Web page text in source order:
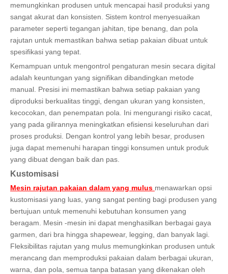
memungkinkan produsen untuk mencapai hasil produksi yang
sangat akurat dan konsisten. Sistem kontrol menyesuaikan
parameter seperti tegangan jahitan, tipe benang, dan pola
rajutan untuk memastikan bahwa setiap pakaian dibuat untuk
spesifikasi yang tepat.
Kemampuan untuk mengontrol pengaturan mesin secara digital
adalah keuntungan yang signifikan dibandingkan metode
manual. Presisi ini memastikan bahwa setiap pakaian yang
diproduksi berkualitas tinggi, dengan ukuran yang konsisten,
kecocokan, dan penempatan pola. Ini mengurangi risiko cacat,
yang pada gilirannya meningkatkan efisiensi keseluruhan dari
proses produksi. Dengan kontrol yang lebih besar, produsen
juga dapat memenuhi harapan tinggi konsumen untuk produk
yang dibuat dengan baik dan pas.
Kustomisasi
Mesin rajutan pakaian dalam yang mulus menawarkan opsi
kustomisasi yang luas, yang sangat penting bagi produsen yang
bertujuan untuk memenuhi kebutuhan konsumen yang
beragam. Mesin -mesin ini dapat menghasilkan berbagai gaya
garmen, dari bra hingga shapewear, legging, dan banyak lagi.
Fleksibilitas rajutan yang mulus memungkinkan produsen untuk
merancang dan memproduksi pakaian dalam berbagai ukuran,
warna, dan pola, semua tanpa batasan yang dikenakan oleh